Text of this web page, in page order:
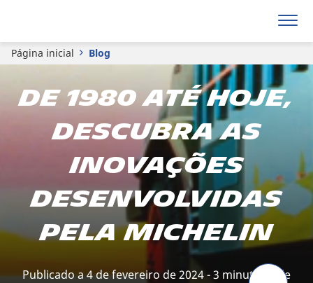
Página inicial Blog
De 1980 até hoje,
descubra as
inovações
desenvolvidas
pela Michelin
Publicado a 4 de fevereiro de 2024 - 3 minuto(s) de